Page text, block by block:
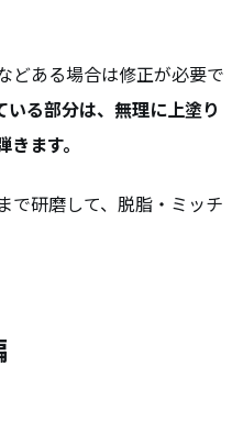
どある場合は修正が必要で
る部分は、無理に上塗り
ます。
で研磨して、脱脂・ミッチ